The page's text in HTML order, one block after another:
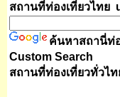
สถานที่ท่องเที่ยวไทย
ค้นหาสถานี่ท่
Custom Search
สถานที่ท่องเที่ยวทั่วไ